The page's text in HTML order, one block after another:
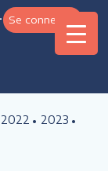
Se connecter
2022
2023